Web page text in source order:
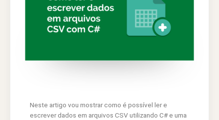
Neste artigo vou mostrar como é possível ler e
escrever dados em arquivos CSV utilizando C# e uma